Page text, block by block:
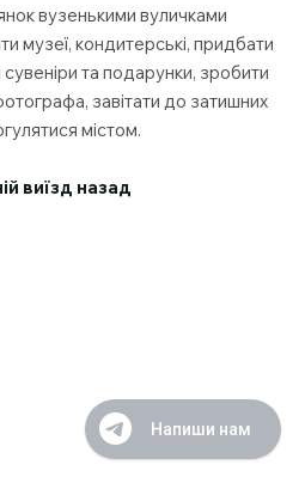
вузенькими вуличками
музеї, кондитерські, придбати
та подарунки, зробити
завітати до затишних
містом.
виїзд назад
Напиши нам